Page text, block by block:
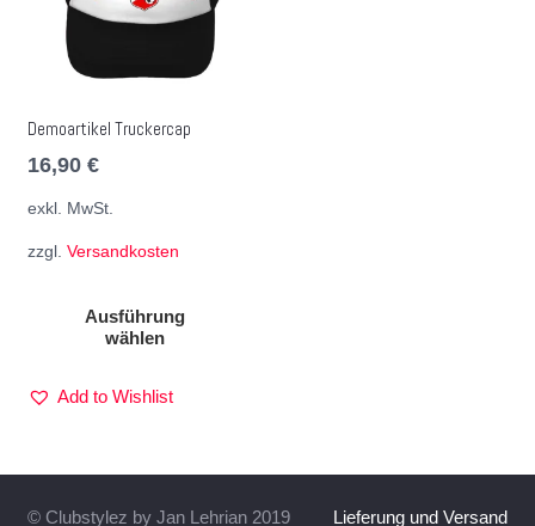
Demoartikel Truckercap
16,90 €
exkl. MwSt.
zzgl. Versandkosten
Ausführung
wählen
Add to Wishlist
© Clubstylez by Jan Lehrian 2019 Lieferung und Versand